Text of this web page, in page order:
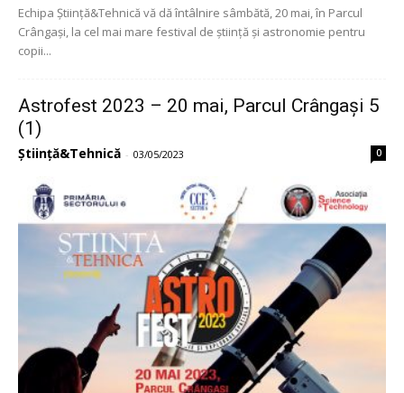
Echipa Știință&Tehnică vă dă întâlnire sâmbătă, 20 mai, în Parcul
Crângași, la cel mai mare festival de știință și astronomie pentru
copii...
Astrofest 2023 – 20 mai, Parcul Crângași 5
(1)
Știință&Tehnică - 03/05/2023 0